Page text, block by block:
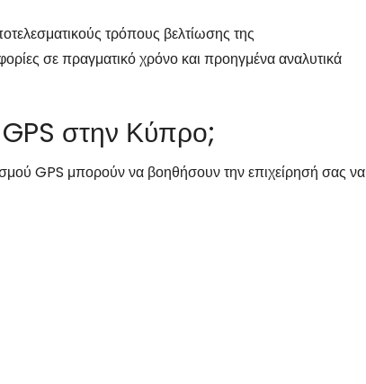
τρόπους βελτίωσης της
σε πραγματικό χρόνο και προηγμένα αναλυτικά
GPS στην Κύπρο;
GPS μπορούν να βοηθήσουν την επιχείρησή σας να